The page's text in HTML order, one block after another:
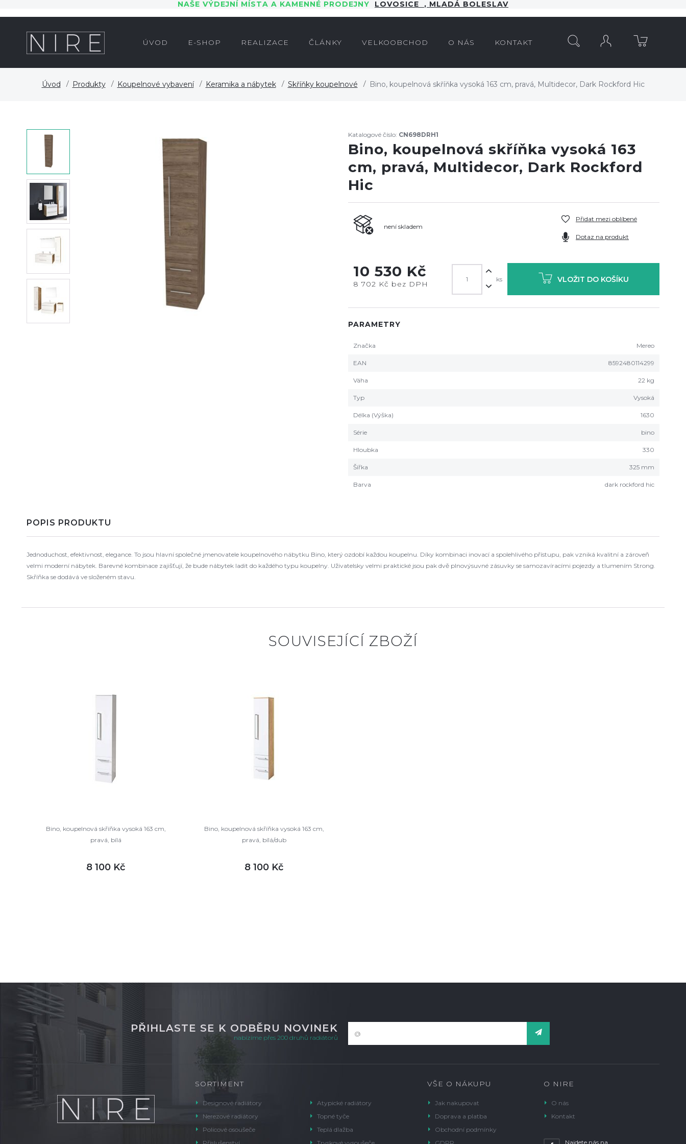
NAŠE VÝDEJNÍ MÍSTA A KAMENNÉ PRODEJNY LOVOSICE , MLADÁ BOLESLAV
ÚVOD E-SHOP REALIZACE ČLÁNKY VELKOOBCHOD O NÁS KONTAKT
Úvod Produkty Koupelnové vybavení Keramika a nábytek Skříňky koupelnové Bino, koupelnová skříňka vysoká 163 cm, pravá, Multidecor, Dark Rockford Hic
Katalogové číslo: CN698DRH1
Bino, koupelnová skříňka vysoká 163
cm, pravá, Multidecor, Dark Rockford
Hic
není skladem
Přidat mezi oblíbené
Dotaz na produkt
10 530 Kč
8 702 Kč bez DPH
ks VLOŽIT DO KOŠÍKU
PARAMETRY
Značka Mereo
EAN 8592480114299
Váha 22 kg
Typ Vysoká
Délka (Výška) 1630
Série bino
Hloubka 330
Šířka 325 mm
Barva dark rockford hic
POPIS PRODUKTU
Jednoduchost, efektivnost, elegance. To jsou hlavní společné jmenovatele koupelnového nábytku Bino, který ozdobí každou koupelnu. Díky kombinaci inovací a spolehlivého přístupu, pak vzniká kvalitní a zároveň
velmi moderní nábytek. Barevné kombinace zajišťují, že bude nábytek ladit do každého typu koupelny. Uživatelsky velmi praktické jsou pak dvě plnovýsuvné zásuvky se samozavíracími pojezdy a tlumením Strong.
Skříňka se dodává ve složeném stavu.
SOUVISEJÍCÍ ZBOŽÍ
Bino, koupelnová skříňka vysoká 163 cm,
pravá, bílá
8 100 Kč
Bino, koupelnová skříňka vysoká 163 cm,
pravá, bílá/dub
8 100 Kč
PŘIHLASTE SE K ODBĚRU NOVINEK
nabízíme přes 200 druhů radiátorů
SORTIMENT
Designové radiátory
Nerezové radiátory
Policové osoušeče
Atypické radiátory
Topné tyče
Teplá dlažba
VŠE O NÁKUPU
Jak nakupovat
Doprava a platba
Obchodní podmínky
O NIRE
O nás
Kontakt
Najdete nás na